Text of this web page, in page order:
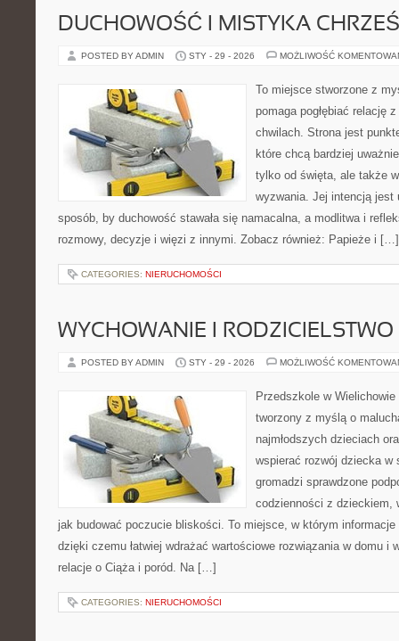
DUCHOWOŚĆ I MISTYKA
POSTED BY ADMIN STY - 29 - 2026 MOŻLIWOŚĆ
To miejsce stworzone z
pomaga pogłębiać relację
chwilach. Strona jest
które chcą bardziej
tylko od święta, ale także
wyzwania. Jej intencją jest
sposób, by duchowość stawała się namacalna, a modlitwa i
rozmowy, decyzje i więzi z innymi. Zobacz również: Papieże i […]
CATEGORIES: NIERUCHOMOŚCI
WYCHOWANIE I RODZICIELSTWO
POSTED BY ADMIN STY - 29 - 2026 MOŻLIWOŚĆ
Przedszkole w
tworzony z myślą o
najmłodszych dzieciach
wspierać rozwój dziecka w
gromadzi sprawdzone
codzienności z dzieckiem,
jak budować poczucie bliskości. To miejsce, w którym informacje
dzięki czemu łatwiej wdrażać wartościowe rozwiązania w domu i
relacje o Ciąża i poród. Na […]
CATEGORIES: NIERUCHOMOŚCI